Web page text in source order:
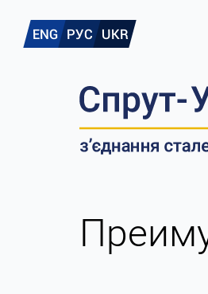
ENG РУС UKR